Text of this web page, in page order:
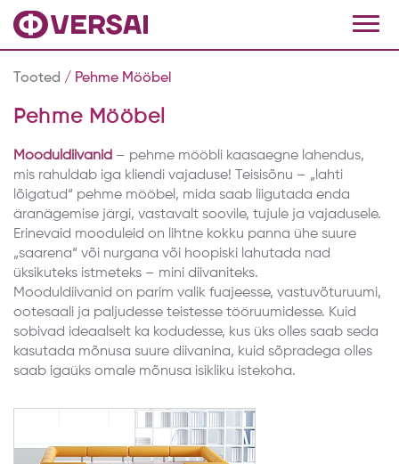
Tooted / Pehme Mööbel
Pehme Mööbel
Mooduldiivanid – pehme mööbli kaasaegne lahendus,
mis rahuldab iga kliendi vajaduse! Teisisõnu – „lahti
lõigatud“ pehme mööbel, mida saab liigutada enda
äranägemise järgi, vastavalt soovile, tujule ja vajadusele.
Erinevaid mooduleid on lihtne kokku panna ühe suure
„saarena“ või nurgana või hoopiski lahutada nad
üksikuteks istmeteks – mini diivaniteks.
Mooduldiivanid on parim valik fuajeesse, vastuvõturuumi,
ootesaali ja paljudesse teistesse tööruumidesse. Kuid
sobivad ideaalselt ka kodudesse, kus üks olles saab seda
kasutada mõnusa suure diivanina, kuid sõpradega olles
saab igaüks omale mõnusa isikliku istekoha.